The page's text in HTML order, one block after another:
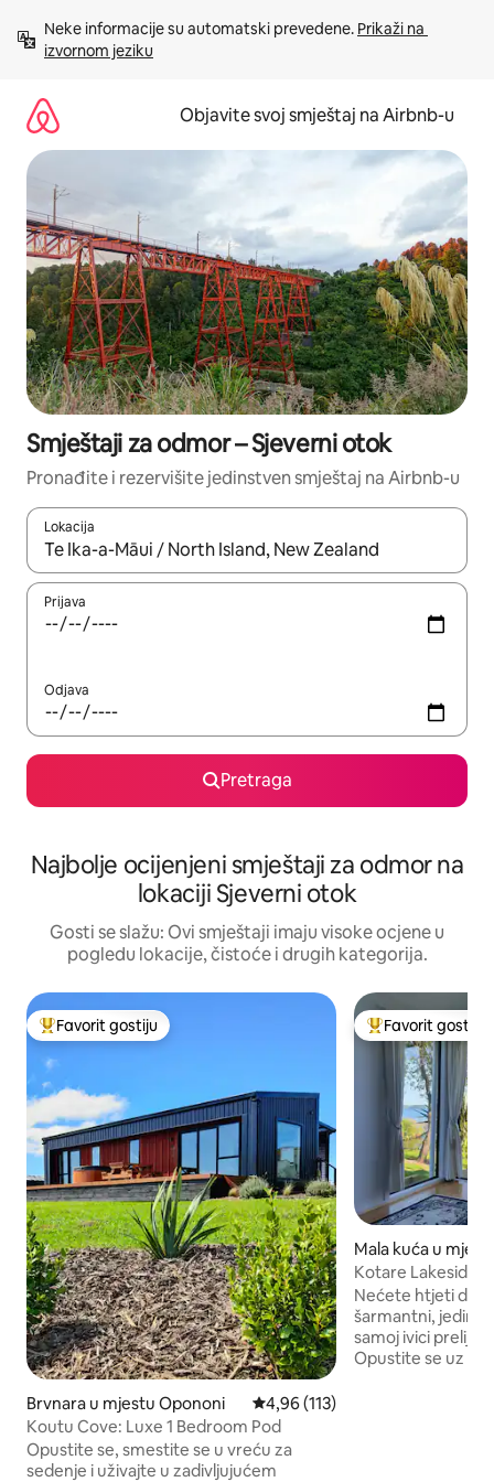
sadržaj
Neke informacije su automatski prevedene. Prikaži na
izvornom jeziku
Objavite svoj smještaj na Airbnb-u
Smještaji za odmor – Sjeverni otok
Pronađite i rezervišite jedinstven smještaj na Airbnb-u
Lokacija
Kad su rezultati dostupni, možete da se krećete kroz njih
Prijava
Odjava
Pretraga
Najbolje ocijenjeni smještaji za odmor na
lokaciji Sjeverni otok
Gosti se slažu: Ovi smještaji imaju visoke ocjene u
pogledu lokacije, čistoće i drugih kategorija.
Glavni favorit gostiju
Favorit gostiju
Brvnara u mjestu Opononi prosječna ocjena 4,96 od 5,
4,96 (113)
Koutu Cove: Luxe 1 Bedroom Pod
Opustite se, smestite se u vreću za
sedenje i uživajte u zadivljujućem
Glavni favorit
Favorit gostiju
Mala kuća u
orest
Kotare Lakeside
Nećete htjeti da
šarmantni,
samoj ivici
Opustite se uz